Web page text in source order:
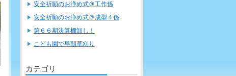
安全祈願のお浄め式＠工作係
安全祈願のお浄め式＠成型４係
第６６期決算棚卸し！
こども園で早朝草刈り
カテゴリ